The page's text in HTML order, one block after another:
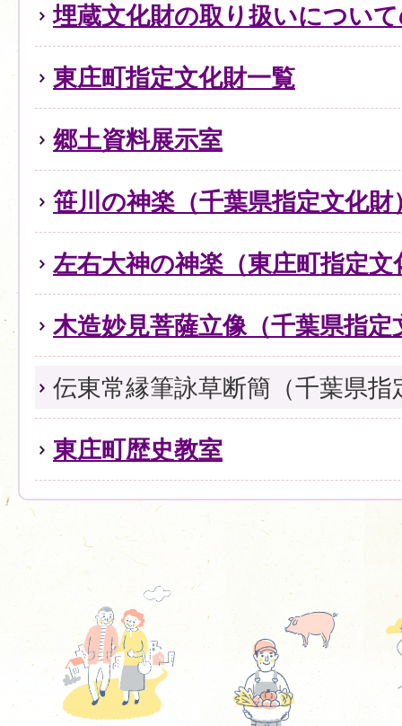
埋蔵文化財の取り扱いについ
東庄町指定文化財一覧
郷土資料展示室
笹川の神楽（千葉県指定文化財
左右大神の神楽（東庄町指定文
木造妙見菩薩立像（千葉県指定
伝東常縁筆詠草断簡（千葉県指
東庄町歴史教室